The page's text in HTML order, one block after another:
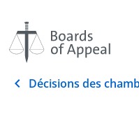
Décisions des